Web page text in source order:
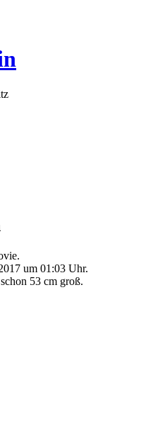
um 01:03 Uhr.
53 cm groß.